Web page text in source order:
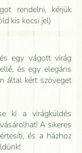
rendelni, kérjük
kis kocsi jel)
egy vágott virág
és egy elegáns
által kért szöveget
ki a virágküldés
A sikeres
és a házhoz